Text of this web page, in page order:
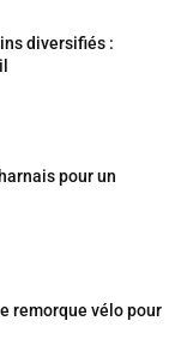
diversifiés :
pour un
remorque vélo pour